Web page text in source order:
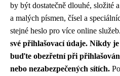
by být dostatečně dlouhé, složité
a malých písmen, čísel a
stejné heslo pro více online služeb.
své přihlašovací údaje. Nikdy
buďte obezřetní při
nebo nezabezpečených sítích.